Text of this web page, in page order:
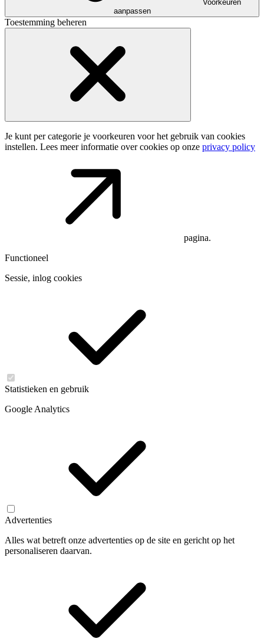
Voorkeuren
aanpassen
Toestemming beheren
Je kunt per categorie je voorkeuren voor het gebruik van cookies
instellen. Lees meer informatie over cookies op onze privacy policy
pagina.
Functioneel
Sessie, inlog cookies
Statistieken en gebruik
Google Analytics
Advertenties
Alles wat betreft onze advertenties op de site en gericht op het
personaliseren daarvan.